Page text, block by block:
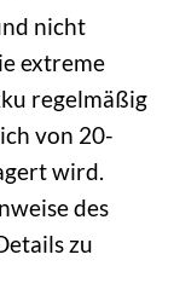
nicht
extreme
regelmäßig
von 20-
wird.
des
zu